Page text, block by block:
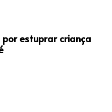
por estuprar criança